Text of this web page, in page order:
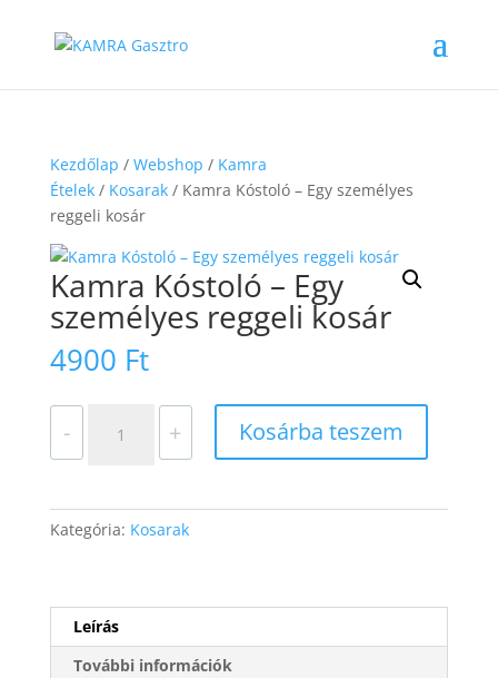
Kezdőlap / Webshop / Kamra
Ételek/ Kosarak/ Kamra Kóstoló – Egy személyes
reggeli kosár
Kamra Kóstoló – Egy
személyes reggeli kosár
4900 Ft
-
Kóstoló
személyes
reggeli
+ Kosárba teszem
Kategória: Kosarak
Leírás
További információk